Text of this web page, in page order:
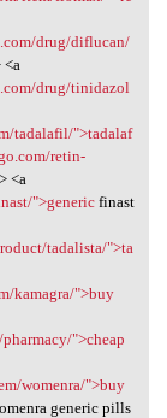
drug/diflucan/
<a
drug/tinidazol
tadalafil/">tadalaf
retin-
<a
">genericfinast
tadalista/">ta
kamagra/">buy
">cheap
womenra/">buy
generic pills